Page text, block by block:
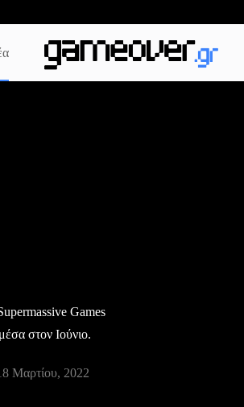
Games
στον Ιούνιο.
Μαρτίου, 2022